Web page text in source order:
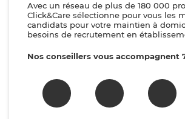
Avec un réseau de plus de 180 000
Click&Care sélectionne pour vous les
candidats pour votre maintien à
besoins de recrutement en
Nos conseillers vous accompagnent